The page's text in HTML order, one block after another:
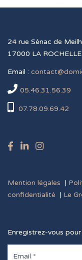
24 rue Sénac de
17000 LA ROCHELLE
Email :
05.46.31.56.39
07.78.09.69.42
Mention légales |
confidentialité | Le
Enregistrez-vous